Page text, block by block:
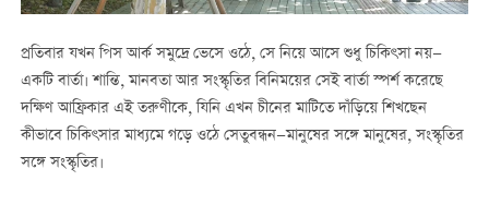
প্রতিবার যখন পিস আর্ক সমুদ্রে ভেসে ওঠে, সে নিয়ে আসে শুধু চিকিৎসা নয়—
একটি বার্তা। শান্তি, মানবতা আর সংস্কৃতির বিনিময়ের সেই বার্তা স্পর্শ করেছে
দক্ষিণ আফ্রিকার এই তরুণীকে, যিনি এখন চীনের মাটিতে দাঁড়িয়ে শিখছেন
কীভাবে চিকিৎসার মাধ্যমে গড়ে ওঠে সেতুবন্ধন—মানুষের সঙ্গে মানুষের, সংস্কৃতির
সঙ্গে সংস্কৃতির।